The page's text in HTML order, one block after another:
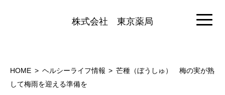
株式会社 東京薬局
HOME ヘルシーライフ情報
芒種（ぼうしゅ） 梅の実が熟
して梅雨を迎える準備を